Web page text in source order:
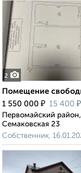
2
Помещение
1 550 000 ₽ 15 400 ₽
Первомайский
Семаковская 23
Собственник,